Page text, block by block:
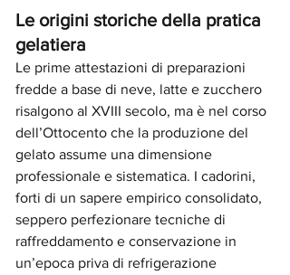
Le origini storiche della pratica
gelatiera
Le prime attestazioni di preparazioni
fredde a base di neve, latte e zucchero
risalgono al XVIII secolo, ma è nel corso
dell’Ottocento che la produzione del
gelato assume una dimensione
professionale e sistematica. I cadorini,
forti di un sapere empirico consolidato,
seppero perfezionare tecniche di
raffreddamento e conservazione in
un’epoca priva di refrigerazione